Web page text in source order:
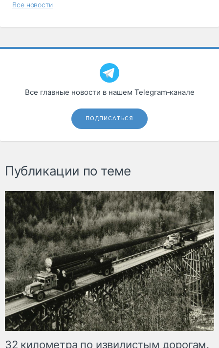
Все новости
Все главные новости в нашем Telegram‑канале
ПОДПИСАТЬСЯ
Публикации по теме
32 километра по извилистым дорогам.